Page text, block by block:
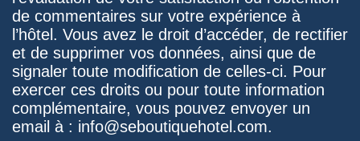
de commentaires sur votre expérience à
l’hôtel. Vous avez le droit d’accéder, de rectifier
et de supprimer vos données, ainsi que de
signaler toute modification de celles-ci. Pour
exercer ces droits ou pour toute information
complémentaire, vous pouvez envoyer un
email à : info@seboutiquehotel.com.